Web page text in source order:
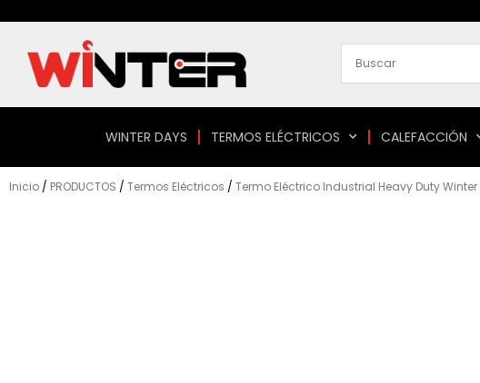
contenido
WINTER DAYS TERMOS ELÉCTRICOS CALEFACCIÓN
Inicio / PRODUCTOS / Termos Eléctricos / Termo Eléctrico Industrial Heavy Duty Winter